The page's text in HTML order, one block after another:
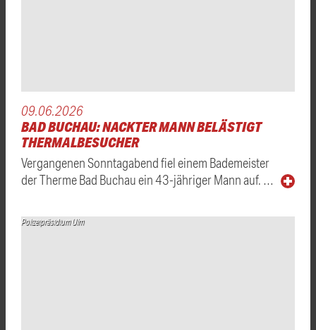
09.06.2026
BAD BUCHAU: NACKTER MANN BELÄSTIGT
THERMALBESUCHER
Vergangenen Sonntagabend fiel einem Bademeister
der Therme Bad Buchau ein 43-jähriger Mann auf. …
Polizeipräsidium Ulm